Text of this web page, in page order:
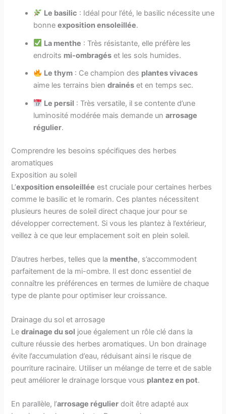
Le basilic : Idéal pour l’été, le basilic nécessite une
bonneexposition ensoleillée.
La menthe : Très résistante, elle préfère les
endroits mi-ombragés et les sols humides.
Le thym: Ce champion des plantes vivaces
aime les terrains biendrainés et en temps sec.
Le persil : Très versatile, il se contente d’une
luminosité modérée mais demande unarrosage
régulier.
Comprendre les besoins spécifiques des herbes
aromatiques
Exposition au soleil
L’exposition ensoleillée est cruciale pour certaines herbes
comme le basilic et le romarin. Ces plantes nécessitent
plusieurs heures de soleil direct chaque jour pour se
développer correctement. Si vous les plantez à l’extérieur,
veillez à ce que leur emplacement soit en plein soleil.
D’autres herbes, telles que la menthe, s’accommodent
parfaitement de la mi-ombre. Il est donc essentiel de
connaître les préférences en termes de lumière de chaque
type de plante pour optimiser leur croissance.
Drainage du sol et arrosage
Ledrainage du sol joue également un rôle clé dans la
culture réussie des herbes aromatiques. Un bon drainage
évite l’accumulation d’eau, réduisant ainsi le risque de
pourriture racinaire. Utiliser un mélange de terre et de sable
peut améliorer le drainage lorsque vous plantez en pot.
En parallèle, l’arrosage régulier doit être adapté aux